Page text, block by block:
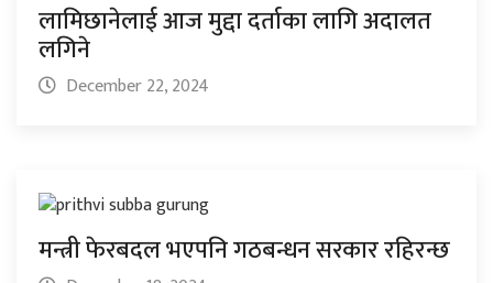
लामिछानेलाई आज मुद्दा दर्ताका लागि अदालत
लगिने
December 22, 2024
मन्त्री फेरबदल भएपनि गठबन्धन सरकार रहिरन्छ